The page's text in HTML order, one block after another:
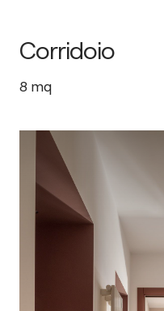
Corridoio
8 mq